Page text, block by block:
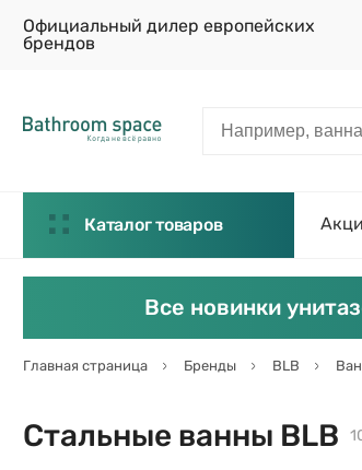
Официальный дилер европейских
брендов
Каталог товаров
Все новинки
Главная страница Бренды BLB
Стальные ванны BLB